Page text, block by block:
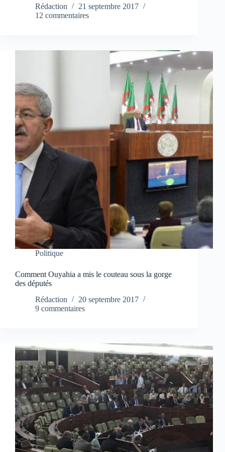
Rédaction
21 septembre 2017
12 commentaires
Politique
Comment Ouyahia a mis le couteau sous la gorge
des députés
Rédaction
20 septembre 2017
9 commentaires